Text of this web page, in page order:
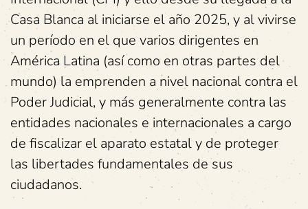
Casa Blanca al iniciarse el año 2025, y al vivirse
un período en el que varios dirigentes en
América Latina (así como en otras partes del
mundo) la emprenden a nivel nacional contra el
Poder Judicial, y más generalmente contra las
entidades nacionales e internacionales a cargo
de fiscalizar el aparato estatal y de proteger
las libertades fundamentales de sus
ciudadanos.